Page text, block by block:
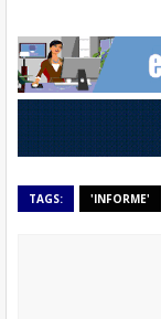
TAGS: 'INFORME'